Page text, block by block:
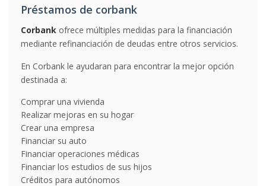
Préstamos de corbank
Corbank ofrece múltiples medidas para la financiación
mediante refinanciación de deudas entre otros servicios.
En Corbank le ayudaran para encontrar la mejor opción
destinada a:
Comprar una vivienda
Realizar mejoras en su hogar
Crear una empresa
Financiar su auto
Financiar operaciones médicas
Financiar los estudios de sus hijos
Créditos para autónomos